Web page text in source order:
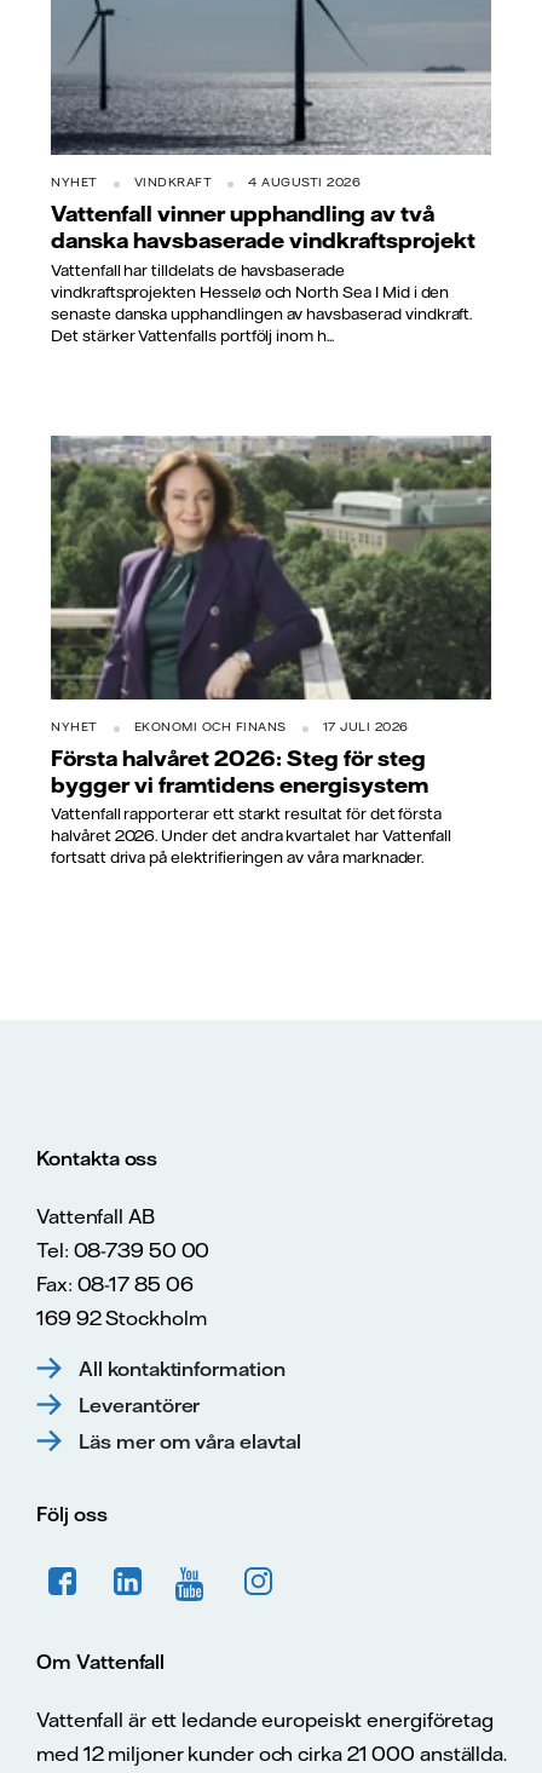
NYHET VINDKRAFT 4 AUGUSTI 2026
Vattenfall vinner upphandling av två
danska havsbaserade vindkraftsprojekt
Vattenfall har tilldelats de havsbaserade
vindkraftsprojekten Hesselø och North Sea I Mid i den
senaste danska upphandlingen av havsbaserad vindkraft.
Det stärker Vattenfalls portfölj inom h...
NYHET EKONOMI OCH FINANS 17 JULI 2026
Första halvåret 2026: Steg för steg
bygger vi framtidens energisystem
Vattenfall rapporterar ett starkt resultat för det första
halvåret 2026. Under det andra kvartalet har Vattenfall
fortsatt driva på elektrifieringen av våra marknader.
Kontakta oss
Vattenfall AB
Tel: 08-739 50 00
Fax: 08-17 85 06
169 92 Stockholm
All kontaktinformation
Leverantörer
Läs mer om våra elavtal
Följ oss
Om Vattenfall
Vattenfall är ett ledande europeiskt energiföretag
med 12 miljoner kunder och cirka 21 000 anställda.